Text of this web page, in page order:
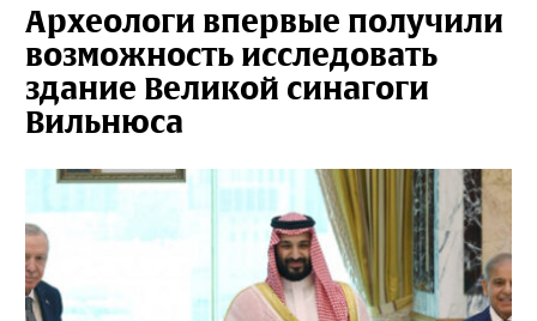
Археологи впервые получили
возможность исследовать
здание Великой синагоги
Вильнюса